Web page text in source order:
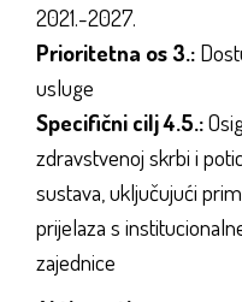
2021.-2027.
Prioritetna os 3.:
usluge
Specifični cilj 4.5.:
zdravstvenoj skrbi i
sustava, uključujući
prijelaza s
zajednice